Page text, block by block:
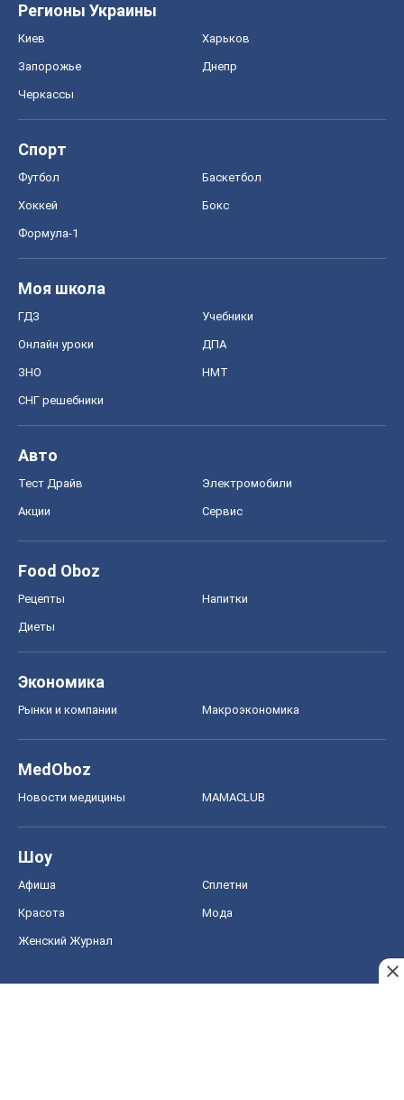
Регионы Украины
Киев Харьков
Запорожье Днепр
Черкассы
Спорт
Футбол Баскетбол
Хоккей Бокс
Формула-1
Моя школа
ГДЗ Учебники
Онлайн уроки ДПА
ЗНО НМТ
СНГ решебники
Авто
Тест Драйв Электромобили
Акции Сервис
Food Oboz
Рецепты Напитки
Диеты
Экономика
Рынки и компании Mакроэкономика
MedOboz
Новости медицины MAMACLUB
Шоу
Афиша Сплетни
Красота Мода
Женский Журнал